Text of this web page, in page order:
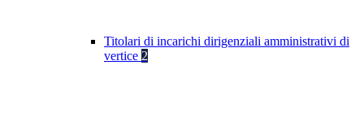
Titolari di incarichi dirigenziali amministrativi di
vertice 2